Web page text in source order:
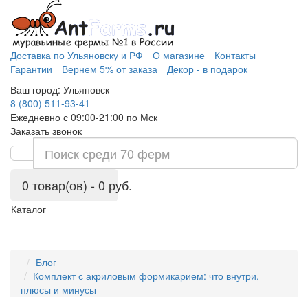
Доставка по Ульяновску и РФ О магазине
Контакты
Гарантии
Вернем 5% от заказа
Декор - в подарок
Ваш город: Ульяновск
8 (800) 511-93-41
Ежедневно с 09:00-21:00 по Мск
Заказать звонок
0 товар(ов) - 0 руб.
Каталог
Блог
Комплект с акриловым формикарием: что внутри,
плюсы и минусы